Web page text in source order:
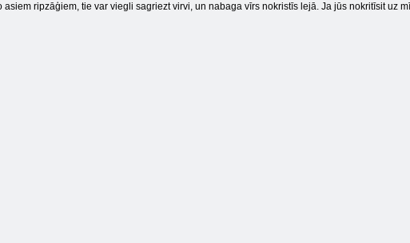
ripzāģiem, tie var viegli sagriezt virvi, un nabaga vīrs nokristīs lejā. Ja jūs nokritīsit uz